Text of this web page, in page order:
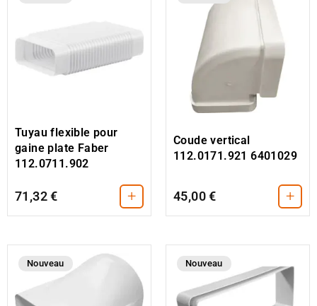
Tuyau flexible pour
gaine plate Faber
112.0711.902
71,32 € +
Coude vertical
112.0171.921 6401029
45,00 € +
Nouveau Nouveau